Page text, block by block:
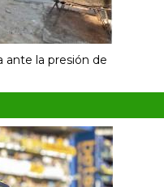
ante la presión de